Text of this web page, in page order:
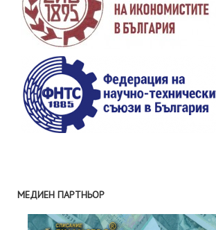
МЕДИЕН ПАРТНЬОР